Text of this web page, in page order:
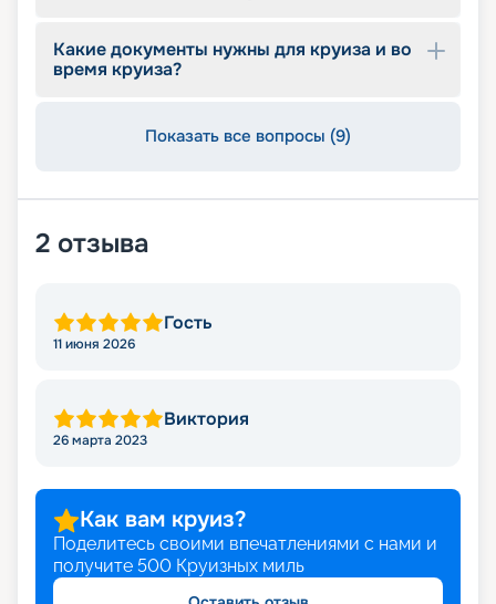
оказывать информационную поддержку на
протяжении круиза. Бронируйте путевки и
отправляйтесь в сказочное путешествие на
Какие документы нужны для круиза и во
время круиза?
Показать все вопросы (9)
2 отзыва
Гость
11 июня 2026
Виктория
26 марта 2023
Как вам круиз?
Поделитесь своими впечатлениями с нами и
получите 500 Круизных миль